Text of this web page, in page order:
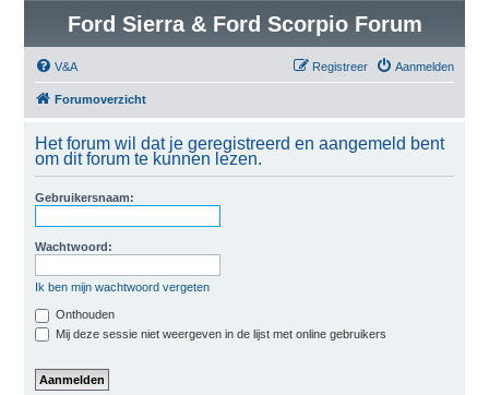
Ford Sierra & Ford Scorpio Forum
V&A Aanmelden
Registreer
Forumoverzicht
Het forum wil dat je geregistreerd en aangemeld bent
om dit forum te kunnen lezen.
Gebruikersnaam:
Wachtwoord:
Ik ben mijn wachtwoord vergeten
Onthouden
Mij deze sessie niet weergeven in de lijst met online gebruikers